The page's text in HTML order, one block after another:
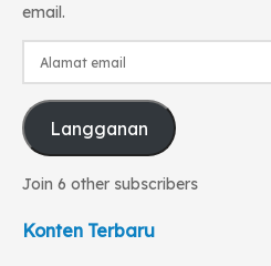
email.
Langganan
Join 6 other subscribers
Konten Terbaru